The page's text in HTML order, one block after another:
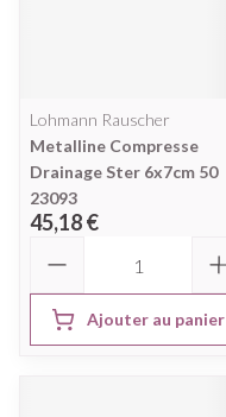
Lohmann Rauscher
Metalline Compresse
Drainage Ster 6x7cm 50
23093
45,18 €
Ajouter au panier